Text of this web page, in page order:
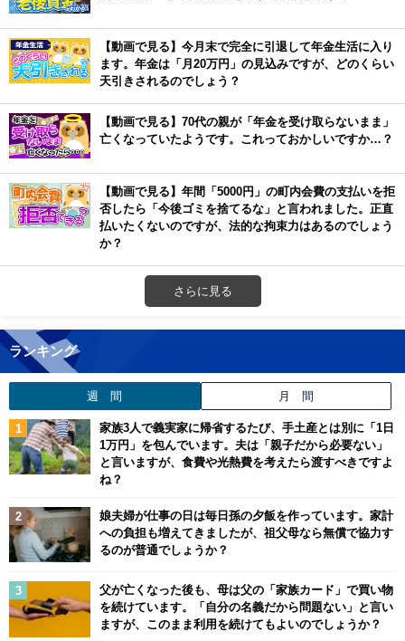
【動画で見る】今月末で完全に引退して年金生活に入り
ます。年金は「月20万円」の見込みですが、どのくらい
天引きされるのでしょう？
【動画で見る】70代の親が「年金を受け取らないまま」
亡くなっていたようです。これっておかしいですか…？
【動画で見る】年間「5000円」の町内会費の支払いを拒
否したら「今後ゴミを捨てるな」と言われました。正直
払いたくないのですが、法的な拘束力はあるのでしょう
か？
さらに見る
ランキング
週 間 月 間
家族3人で義実家に帰省するたび、手土産とは別に「1日
1万円」を包んでいます。夫は「親子だから必要ない」
と言いますが、食費や光熱費を考えたら渡すべきですよ
ね？
娘夫婦が仕事の日は毎日孫の夕飯を作っています。家計
への負担も増えてきましたが、祖父母なら無償で協力す
るのが普通でしょうか？
父が亡くなった後も、母は父の「家族カード」で買い物
を続けています。「自分の名義だから問題ない」と言い
ますが、このまま利用を続けてもよいのでしょうか？